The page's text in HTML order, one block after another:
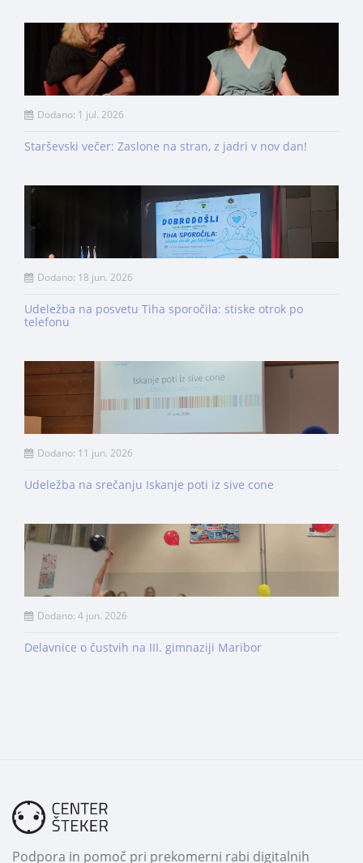
Dodano: 1 jul. 2026
Starševski večer: Zaslone na stran, z jadri v nov dan!
Dodano: 18 jun. 2026
Udeležba na posvetu Tiha sporočila: stiske otrok po
telefonu
Dodano: 11 jun. 2026
Udeležba na srečanju Iskanje poti iz sive cone
Dodano: 4 jun. 2026
Delavnice o čustvih na III. gimnaziji Maribor
Podpora in pomoč pri prekomerni rabi digitalnih